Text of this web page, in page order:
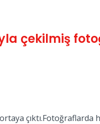
çekilmiş
çıktı.Fotoğraflarda